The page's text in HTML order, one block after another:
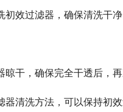
效过滤器，确保清洗干净
干，确保完全干透后，再
器清洗方法，可以保持初